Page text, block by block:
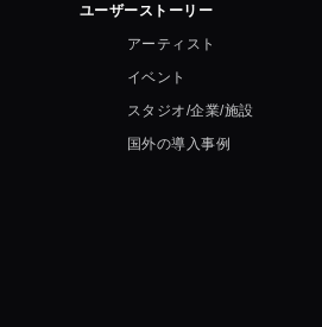
ユーザーストーリー
アーティスト
イベント
スタジオ/企業/施設
国外の導入事例